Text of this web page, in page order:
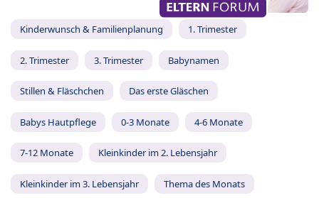
Kinderwunsch & Familienplanung 1. Trimester
2. Trimester 3. Trimester Babynamen
Stillen & Fläschchen Das erste Gläschen
Babys Hautpflege 0-3 Monate 4-6 Monate
7-12 Monate Kleinkinder im 2. Lebensjahr
Kleinkinder im 3. Lebensjahr Thema des Monats